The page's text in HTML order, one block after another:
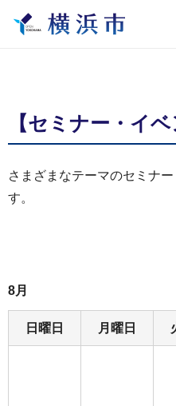
【セミナー・イ
さまざまなテーマのセミナ
す。
8月
日曜日 月曜日